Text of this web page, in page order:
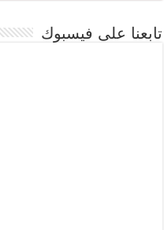
تابعنا على فيسبوك